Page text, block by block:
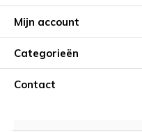
Mijn account
Categorieën
Contact